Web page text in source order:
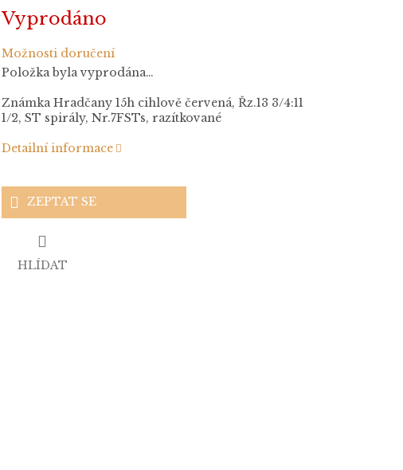
cena:
Vyprodáno
Možnosti doručení
Položka byla vyprodána…
Známka Hradčany 15h cihlově červená, Řz.13 3/4:11
1/2, ST spirály, Nr.7FSTs, razítkované
Detailní informace
ZEPTAT SE
HLÍDAT